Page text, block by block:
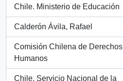
Chile. Ministerio de Educación
, 1 results
Calderón Ávila, Rafael
, 1 results
Comisión Chilena de Derechos
Humanos
, 1 results
Chile. Servicio Nacional de la